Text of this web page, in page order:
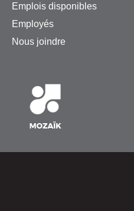
Emplois disponibles
Employés
Nous joindre